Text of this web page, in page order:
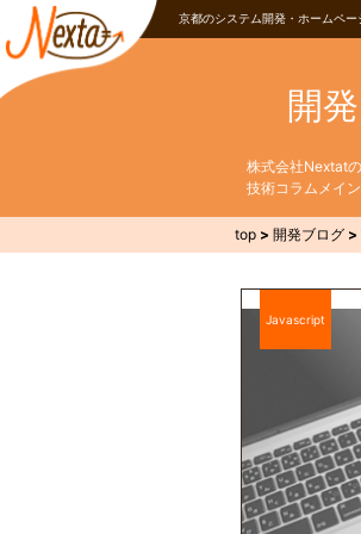
京都のシステム開発・ホームペ
開
株式会社Nextat
技術コラムメイン
top > 開発ブログ >
Javascript